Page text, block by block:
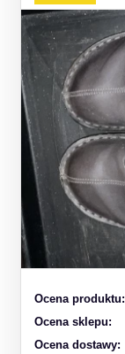
Ocena produktu:
Ocena sklepu:
Ocena dostawy: